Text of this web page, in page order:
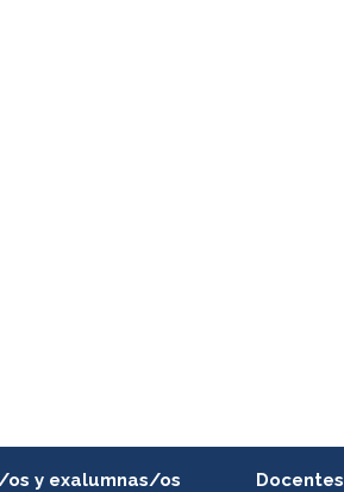
os y exalumnas/os Docentes